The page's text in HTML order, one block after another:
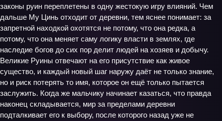
законы руин переплетены в одну жестокую игру влияний. Чем
дальше Му Цинь отходит от деревни, тем яснее понимает: за
запретной находкой охотятся не потому, что она редка, а
потому, что она меняет саму логику власти в землях, где
наследие богов до сих пор делит людей на хозяев и добычу.
Великие Руины отвечают на его присутствие как живое
существо, и каждый новый шаг наружу даёт не только знание,
но и риск потерять то имя, которое он ещё только пытается
заслужить. Когда же мальчику начинает казаться, что правда
наконец складывается, мир за пределами деревни
подталкивает его к выбору, после которого назад уже не